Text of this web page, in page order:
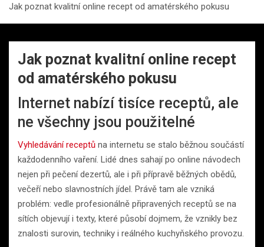
Jak poznat kvalitní online recept od amatérského pokusu
Jak poznat kvalitní online recept
od amatérského pokusu
Internet nabízí tisíce receptů, ale
ne všechny jsou použitelné
Vyhledávání receptů na internetu se stalo běžnou součástí
každodenního vaření. Lidé dnes sahají po online návodech
nejen při pečení dezertů, ale i při přípravě běžných obědů,
večeří nebo slavnostních jídel. Právě tam ale vzniká
problém: vedle profesionálně připravených receptů se na
sítích objevují i texty, které působí dojmem, že vznikly bez
znalosti surovin, techniky i reálného kuchyňského provozu.